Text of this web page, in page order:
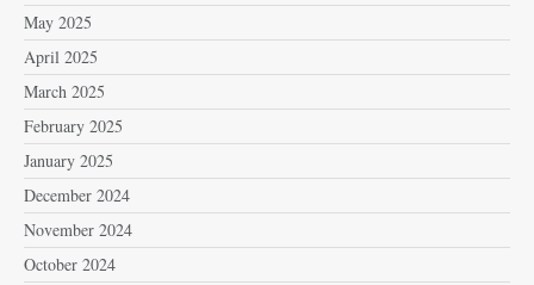
May 2025
April 2025
March 2025
February 2025
January 2025
December 2024
November 2024
October 2024